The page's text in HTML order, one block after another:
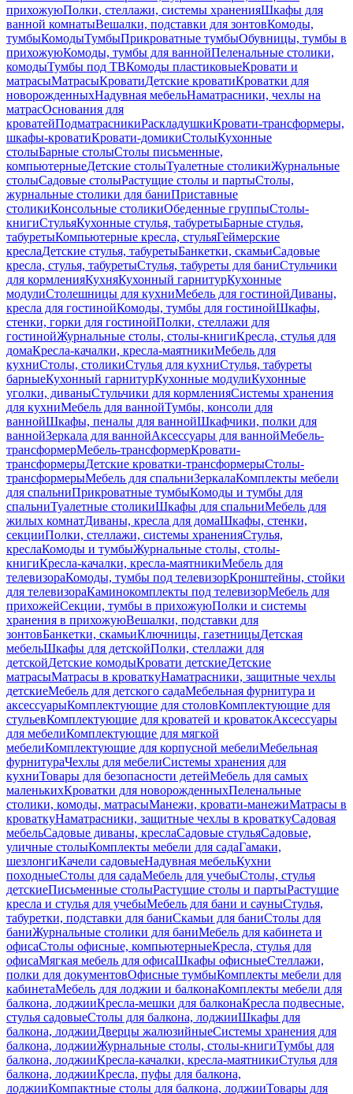
прихожуюПолки, стеллажи, системы храненияШкафы для
ванной комнатыВешалки, подставки для зонтовКомоды,
тумбыКомодыТумбыПрикроватные тумбыОбувницы, тумбы в
прихожуюКомоды, тумбы для ваннойПеленальные столики,
комодыТумбы под ТВКомоды пластиковыеКровати и
матрасыМатрасыКроватиДетские кроватиКроватки для
новорожденныхНадувная мебельНаматрасники, чехлы на
матрасОснования для
кроватейПодматрасникиРаскладушкиКровати-трансформеры,
шкафы-кроватиКровати-домикиСтолыКухонные
столыБарные столыСтолы письменные,
компьютерныеДетские столыТуалетные столикиЖурнальные
столыСадовые столыРастущие столы и партыСтолы,
журнальные столики для баниПриставные
столикиКонсольные столикиОбеденные группыСтолы-
книгиСтульяКухонные стулья, табуретыБарные стулья,
табуретыКомпьютерные кресла, стульяГеймерские
креслаДетские стулья, табуретыБанкетки, скамьиСадовые
кресла, стулья, табуретыСтулья, табуреты для баниСтульчики
для кормленияКухняКухонный гарнитурКухонные
модулиСтолешницы для кухниМебель для гостинойДиваны,
кресла для гостинойКомоды, тумбы для гостинойШкафы,
стенки, горки для гостинойПолки, стеллажи для
гостинойЖурнальные столы, столы-книгиКресла, стулья для
домаКресла-качалки, кресла-маятникиМебель для
кухниСтолы, столикиСтулья для кухниСтулья, табуреты
барныеКухонный гарнитурКухонные модулиКухонные
уголки, диваныСтульчики для кормленияСистемы хранения
для кухниМебель для ваннойТумбы, консоли для
ваннойШкафы, пеналы для ваннойШкафчики, полки для
ваннойЗеркала для ваннойАксессуары для ваннойМебель-
трансформерМебель-трансформерКровати-
трансформерыДетские кроватки-трансформерыСтолы-
трансформерыМебель для спальниЗеркалаКомплекты мебели
для спальниПрикроватные тумбыКомоды и тумбы для
спальниТуалетные столикиШкафы для спальниМебель для
жилых комнатДиваны, кресла для домаШкафы, стенки,
секцииПолки, стеллажи, системы храненияСтулья,
креслаКомоды и тумбыЖурнальные столы, столы-
книгиКресла-качалки, кресла-маятникиМебель для
телевизораКомоды, тумбы под телевизорКронштейны, стойки
для телевизораКаминокомплекты под телевизорМебель для
прихожейСекции, тумбы в прихожуюПолки и системы
хранения в прихожуюВешалки, подставки для
зонтовБанкетки, скамьиКлючницы, газетницыДетская
мебельШкафы для детскойПолки, стеллажи для
детскойДетские комодыКровати детскиеДетские
матрасыМатрасы в кроваткуНаматрасники, защитные чехлы
детскиеМебель для детского садаМебельная фурнитура и
аксессуарыКомплектующие для столовКомплектующие для
стульевКомплектующие для кроватей и кроватокАксессуары
для мебелиКомплектующие для мягкой
мебелиКомплектующие для корпусной мебелиМебельная
фурнитураЧехлы для мебелиСистемы хранения для
кухниТовары для безопасности детейМебель для самых
маленькихКроватки для новорожденныхПеленальные
столики, комоды, матрасыМанежи, кровати-манежиМатрасы в
кроваткуНаматрасники, защитные чехлы в кроваткуСадовая
мебельСадовые диваны, креслаСадовые стульяСадовые,
уличные столыКомплекты мебели для садаГамаки,
шезлонгиКачели садовыеНадувная мебельКухни
походныеСтолы для садаМебель для учебыСтолы, стулья
детскиеПисьменные столыРастущие столы и партыРастущие
кресла и стулья для учебыМебель для бани и сауныСтулья,
табуретки, подставки для баниСкамьи для баниСтолы для
баниЖурнальные столики для баниМебель для кабинета и
офисаСтолы офисные, компьютерныеКресла, стулья для
офисаМягкая мебель для офисаШкафы офисныеСтеллажи,
полки для документовОфисные тумбыКомплекты мебели для
кабинетаМебель для лоджии и балконаКомплекты мебели для
балкона, лоджииКресла-мешки для балконаКресла подвесные,
стулья садовыеСтолы для балкона, лоджииШкафы для
балкона, лоджииДверцы жалюзийныеСистемы хранения для
балкона, лоджииЖурнальные столы, столы-книгиТумбы для
балкона, лоджииКресла-качалки, кресла-маятникиСтулья для
балкона, лоджииКресла, пуфы для балкона,
лоджииКомпактные столы для балкона, лоджииТовары для